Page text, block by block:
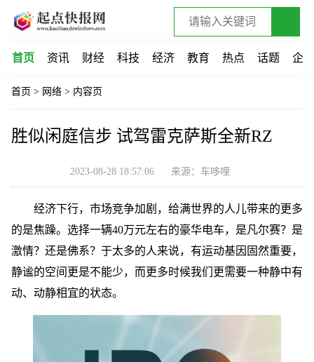
首页 资讯 财经 科技 经济 教育 热点 话题 企业
首页 > 网络 > 内容页
胜似闲庭信步 试驾雷克萨斯全新RZ
2023-08-28 18:57:06 来源：车哆哩
经济下行，市场竞争加剧，给满世界的人儿带来的更多
的是焦躁。选择一辆40万元左右的豪华电车，是凡尔赛？是
激情？还是佛系？于太多的人来说，有运动基因固然重要，
静谧的空间更是不能少，而更多时候我们更需要一种静中有
动、动静相宜的状态。